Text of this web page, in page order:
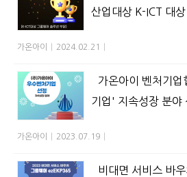
산업대상 K-ICT 대
가온아이 2024.02.21
가온아이 벤처기
기업' 지속성장 분야
가온아이 2023.07.19
비대면 서비스 바